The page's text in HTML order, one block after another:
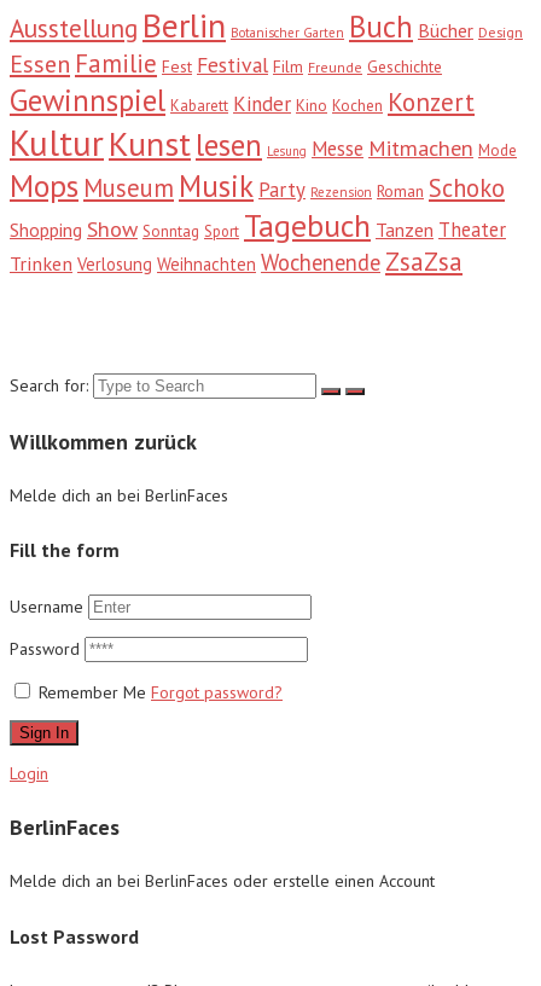
Ausstellung Berlin Botanischer Garten Buch Bücher Design
Essen Familie Fest Festival Film Freunde Geschichte
Gewinnspiel Kabarett Kinder Kino Kochen Konzert
KulturKunstlesen Lesung Messe Mitmachen Mode
Mops Museum Musik Party Rezension Roman Schoko
Shopping Show Sonntag Sport Tagebuch Tanzen Theater
Trinken Verlosung Weihnachten Wochenende ZsaZsa
Search for:
Willkommen zurück
Melde dich an bei BerlinFaces
Fill the form
Username
Password
Remember Me Forgot password?
Sign In
Login
BerlinFaces
Melde dich an bei BerlinFaces oder erstelle einen Account
Lost Password